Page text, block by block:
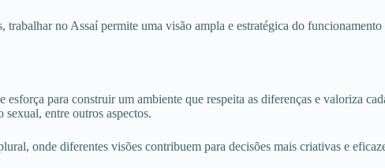
no Assaí permite uma visão ampla e estratégica do
para construir um ambiente que respeita as diferenças e valoriza
entre outros aspectos.
onde diferentes visões contribuem para decisões mais criativas e